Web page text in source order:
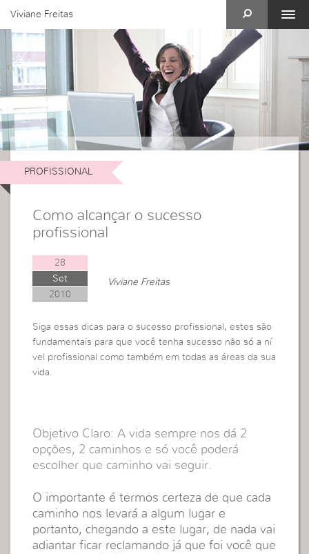
Viviane Freitas
PROFISSIONAL
Como alcançar o sucesso
profissional
28
Set
2010
Viviane Freitas
Siga essas dicas para o sucesso profissional, estes são
fundamentais para que você tenha sucesso não só a ní
vel profissional como também em todas as áreas da sua
vida.
Objetivo Claro: A vida sempre nos dá 2
opções, 2 caminhos e só você poderá
escolher que caminho vai seguir.
O importante é termos certeza de que cada
caminho nos levará a algum lugar e
portanto, chegando a este lugar, de nada vai
adiantar ficar reclamando já que foi você que